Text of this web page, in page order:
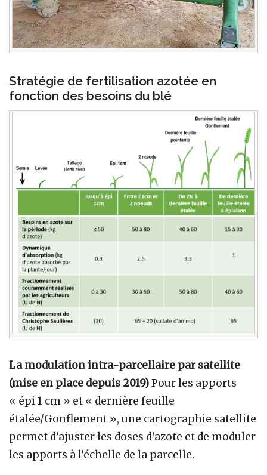
Stratégie de fertilisation azotée en
fonction des besoins du blé
La modulation intra-parcellaire par satellite
(mise en place depuis 2019)Pour les apports
« épi 1 cm » et « dernière feuille
étalée/Gonflement », une cartographie satellite
permet d’ajuster les doses d’azote et de moduler
les apports à l’échelle de la parcelle.